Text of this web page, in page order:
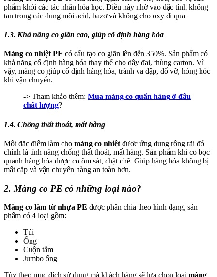
phẩm khỏi các tác nhân hóa học. Điều này nhờ vào đặc tính không
tan trong các dung môi acid, bazơ và không cho oxy đi qua.
1.3. Khả năng co giãn cao, giúp cố định hàng hóa
Màng co nhiệt PE có cấu tạo co giãn lên đến 350%. Sản phẩm có
khả năng cố định hàng hóa thay thế cho dây đai, thùng carton. Vì
vậy, màng co giúp cố định hàng hóa, tránh va đập, đổ vỡ, hỏng hóc
khi vận chuyển.
-> Tham khảo thêm: Mua màng co quấn hàng ở đâu
chất lượng?
1.4. Chống thất thoát, mất hàng
Một đặc điểm làm cho màng co nhiệt được ứng dụng rộng rãi đó
chính là tính năng chống thất thoát, mất hàng. Sản phẩm khi co bọc
quanh hàng hóa được co ôm sát, chặt chẽ. Giúp hàng hóa không bị
mất cắp và vận chuyển hàng an toàn hơn.
2. Màng co PE có những loại nào?
Màng co làm từ nhựa PE được phân chia theo hình dạng, sản
phẩm có 4 loại gồm:
Túi
Ống
Cuộn tấm
Jumbo ống
Tùy theo mục đích sử dụng mà khách hàng sẽ lựa chọn loại màng